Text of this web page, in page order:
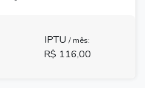
IPTU / mês:
R$ 116,00